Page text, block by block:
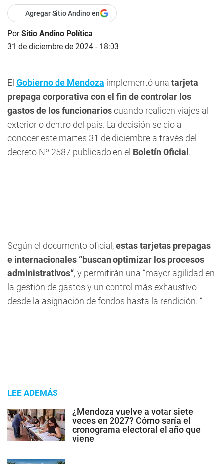
Agregar Sitio Andino en
PorSitio Andino Política
31 de diciembre de 2024 - 18:03
El Gobierno de Mendoza implementó una tarjeta
prepaga corporativa con el fin de controlar los
gastos de los funcionarioscuando realicen viajes al
exterior o dentro del país. La decisión se dio a
conocer este martes 31 de diciembre a través del
decreto Nº 2587 publicado en el Boletín Oficial.
Según el documento oficial,estas tarjetas prepagas
e internacionales “buscan optimizar los procesos
administrativos“, y permitirán una “mayor agilidad en
la gestión de gastos y un control más exhaustivo
desde la asignación de fondos hasta la rendición. “
LEE ADEMÁS
¿Mendoza vuelve a votar siete
veces en 2027? Cómo sería el
cronograma electoral el año que
viene